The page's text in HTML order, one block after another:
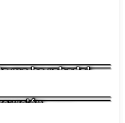
me ha robado!